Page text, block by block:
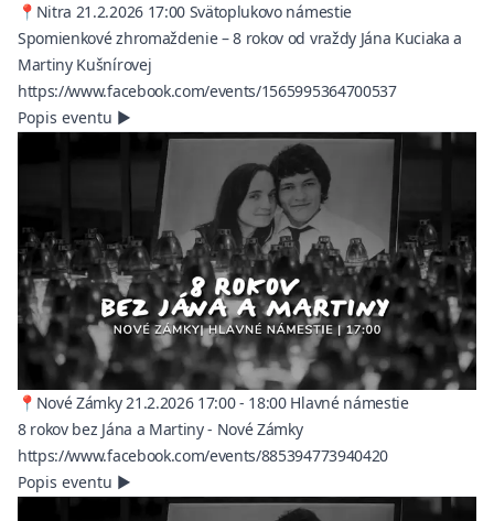
📍Nitra 21.2.2026 17:00 Svätoplukovo námestie
Spomienkové zhromaždenie – 8 rokov od vraždy Jána Kuciaka a
Martiny Kušnírovej
https://www.facebook.com/events/1565995364700537(opens in a
Popis eventu ▶
📍Nové Zámky 21.2.2026 17:00 - 18:00 Hlavné námestie
8 rokov bez Jána a Martiny - Nové Zámky
https://www.facebook.com/events/885394773940420(opens in a
Popis eventu ▶